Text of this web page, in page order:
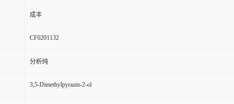
成丰
CF0201132
分析纯
3,5-Dimethylpyrazin-2-ol